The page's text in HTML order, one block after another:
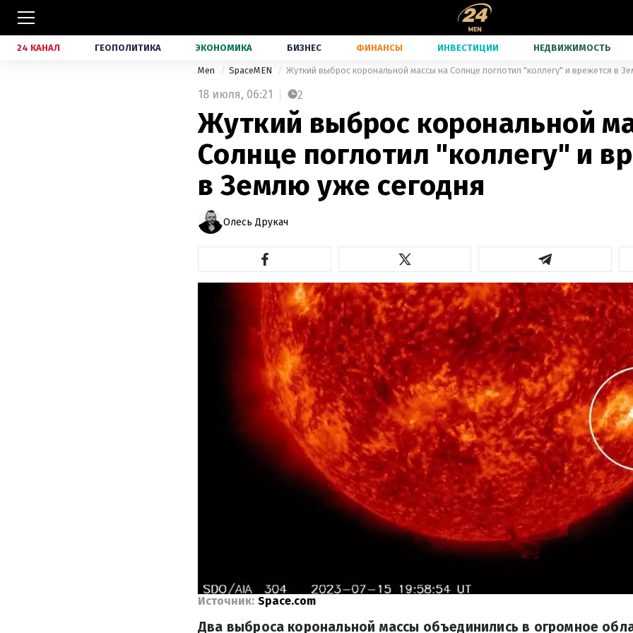
24 КАНАЛ ГЕОПОЛИТИКА ЭКОНОМИКА БИЗНЕС ФИНАНСЫ ИНВЕСТИЦИИ НЕДВИЖИМОСТЬ
Men SpaceMEN Жуткий выброс корональной массы на Солнце поглотил "коллегу" и врежется в
18 июля, 06:21 2
Жуткий выброс корональной
Солнце поглотил "коллегу" и
в Землю уже сегодня
Олесь Друкач
Источник: Space.com
Два выброса корональной массы объединились в огромное